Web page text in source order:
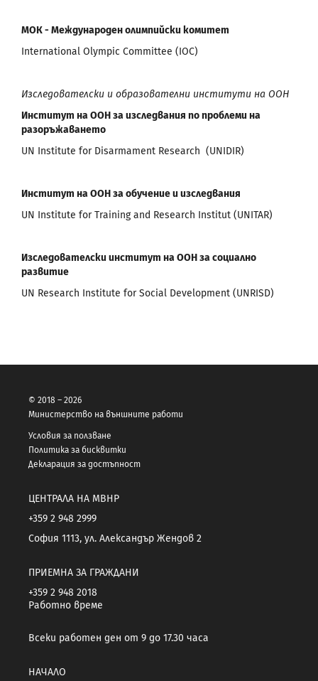
МОК - Международен олимпийски комитет
International Olympic Committee (IOC)
Изследователски и образователни институти на ООН
Институт на ООН за изследвания по проблеми на
разоръжаването
UN Institute for Disarmament Research (UNIDIR)
Институт на ООН за обучение и изследвания
UN Institute for Training and Research Institut (UNITAR)
Изследователски институт на ООН за социално
развитие
UN Research Institute for Social Development (UNRISD)
© 2018 – 2026
Министерство на външните работи
Условия за ползване
Политика за бисквитки
Декларация за достъпност
ЦЕНТРАЛА НА МВНР
+359 2 948 2999
София 1113, ул. Александър Жендов 2
ПРИЕМНА ЗА ГРАЖДАНИ
+359 2 948 2018
Работно време
Всеки работен ден от 9 до 17.30 часа
НАЧАЛО